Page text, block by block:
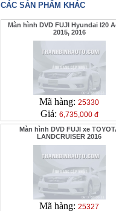
CÁC SẢN PHẨM KHÁC
Màn hình DVD FUJI Hyundai I20
2015, 2016
Mã hàng: 25330
Giá: 6,735,000 đ
Màn hình DVD FUJI xe
LANDCRUISER 2016
Mã hàng: 25327